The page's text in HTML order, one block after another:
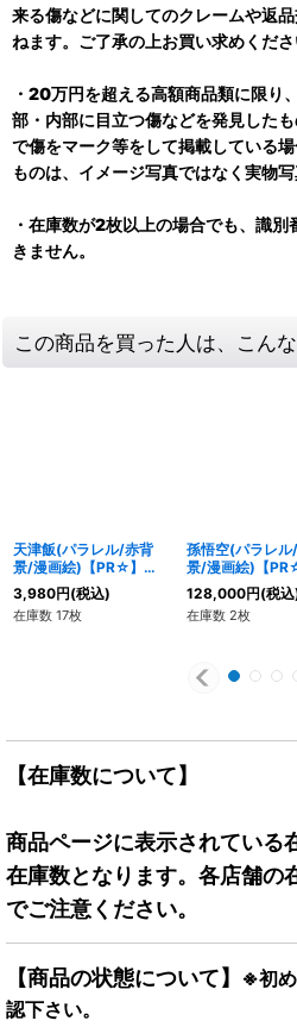
来る傷などに関してのクレームや返
ねます。ご了承の上お買い求めくださ
・20万円を超える高額商品類に限り
部・内部に目立つ傷などを発見した
で傷をマーク等をして掲載している
ものは、イメージ写真ではなく実物写
・在庫数が2枚以上の場合でも、識
きません。
この商品を買った人は、こん
天津飯(パラレル/赤背
景/漫画絵)【PR☆】
{FP-045}
3,980円(税込)
在庫数 17枚
孫悟空(パラレル
景/漫画絵)【
{FP-034}
128,000円(税
在庫数 2枚
【在庫数について】
商品ページに表示されている
在庫数となります。各店舗の
でご注意ください。
【商品の状態について】
※初
認下さい。